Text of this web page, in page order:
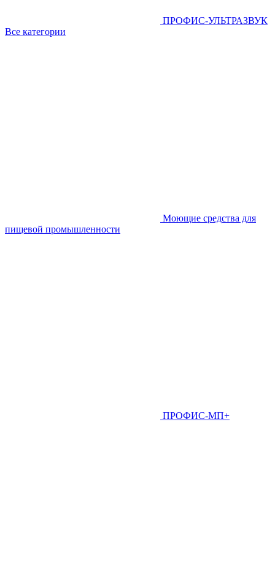
ПРОФИС-УЛЬТРАЗВУК
Все категории
Моющие средства для
пищевой промышленности
ПРОФИС-МП+